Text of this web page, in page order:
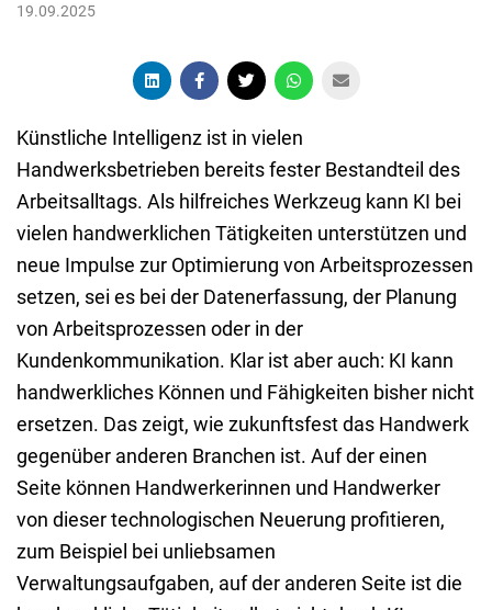
19.09.2025
Künstliche Intelligenz ist in vielen
Handwerksbetrieben bereits fester Bestandteil des
Arbeitsalltags. Als hilfreiches Werkzeug kann KI bei
vielen handwerklichen Tätigkeiten unterstützen und
neue Impulse zur Optimierung von Arbeitsprozessen
setzen, sei es bei der Datenerfassung, der Planung
von Arbeitsprozessen oder in der
Kundenkommunikation. Klar ist aber auch: KI kann
handwerkliches Können und Fähigkeiten bisher nicht
ersetzen. Das zeigt, wie zukunftsfest das Handwerk
gegenüber anderen Branchen ist. Auf der einen
Seite können Handwerkerinnen und Handwerker
von dieser technologischen Neuerung profitieren,
zum Beispiel bei unliebsamen
Verwaltungsaufgaben, auf der anderen Seite ist die